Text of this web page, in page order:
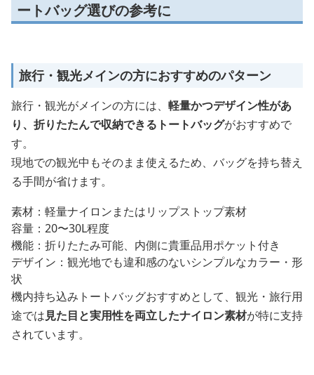
ートバッグ選びの参考に
旅行・観光メインの方におすすめのパターン
旅行・観光がメインの方には、 軽量かつデザイン性があ
り、折りたたんで収納できるトートバッグがおすすめで
す。
現地での観光中もそのまま使えるため、バッグを持ち替え
る手間が省けます。
素材：軽量ナイロンまたはリップストップ素材
容量：20〜30L程度
機能：折りたたみ可能、内側に貴重品用ポケット付き
デザイン：観光地でも違和感のないシンプルなカラー・形
状
機内持ち込みトートバッグおすすめとして、観光・旅行用
途では見た目と実用性を両立したナイロン素材が特に支持
されています。